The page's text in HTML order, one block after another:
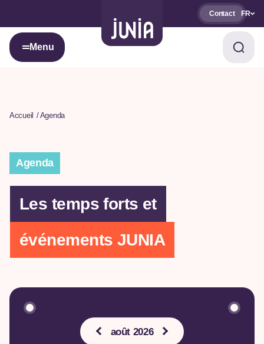
Contact FR
Menu
Accueil Agenda
Agenda
Les temps forts et
événements JUNIA
août 2026